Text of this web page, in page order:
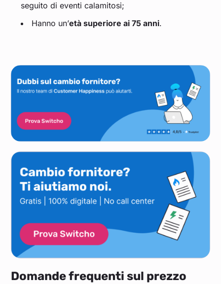
seguito di eventi calamitosi;
Hanno un’età superiore ai 75 anni.
Domande frequenti sul prezzo